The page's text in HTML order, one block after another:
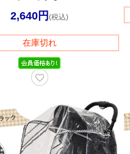
2,640円 (税込)
在庫切れ